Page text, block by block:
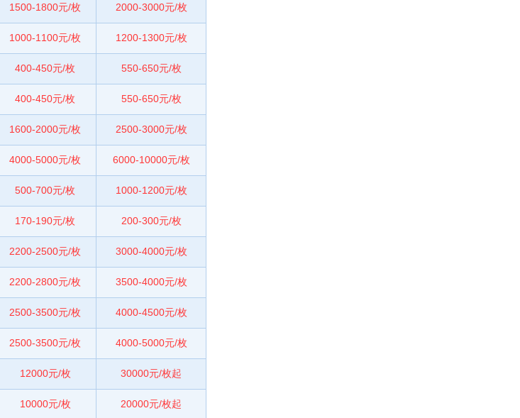
1500-1800元/枚 2000-3000元/枚
1000-1100元/枚 1200-1300元/枚
400-450元/枚 550-650元/枚
400-450元/枚 550-650元/枚
1600-2000元/枚 2500-3000元/枚
4000-5000元/枚 6000-10000元/枚
500-700元/枚 1000-1200元/枚
170-190元/枚 200-300元/枚
2200-2500元/枚 3000-4000元/枚
2200-2800元/枚 3500-4000元/枚
2500-3500元/枚 4000-4500元/枚
2500-3500元/枚 4000-5000元/枚
12000元/枚 30000元/枚起
10000元/枚 20000元/枚起